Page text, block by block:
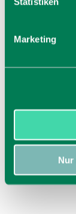
Marketing
Nur